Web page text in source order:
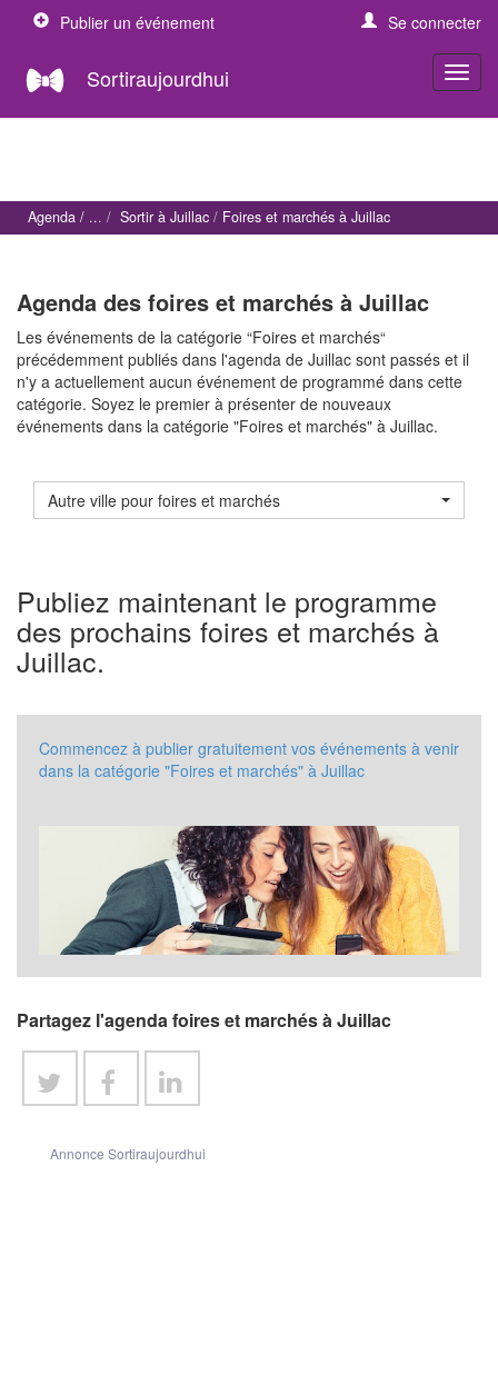
Publier un événement Se connecter
Sortiraujourdhui
Agenda Sortir à Juillac Foires et marchés à Juillac
Agenda des foires et marchés à Juillac
Les événements de la catégorie “Foires et marchés“
précédemment publiés dans l'agenda de Juillac sont passés et il
n'y a actuellement aucun événement de programmé dans cette
catégorie. Soyez le premier à présenter de nouveaux
événements dans la catégorie "Foires et marchés" à Juillac.
Autre ville pour foires et marchés
Publiez maintenant le programme
des prochains foires et marchés à
Juillac.
Commencez à publier gratuitement vos événements à venir
dans la catégorie "Foires et marchés" à Juillac
Partagez l'agenda foires et marchés à Juillac
Annonce Sortiraujourdhui